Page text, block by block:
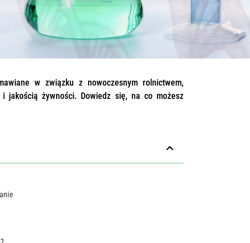
w związku z nowoczesnym rolnictwem,
jakością żywności. Dowiedz się, na co możesz